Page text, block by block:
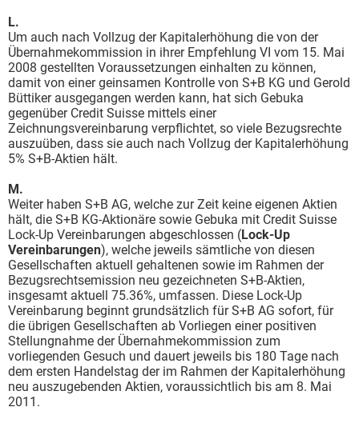
L.
Um auch nach Vollzug der Kapitalerhöhung die von der
Übernahmekommission in ihrer Empfehlung VI vom 15. Mai
2008 gestellten Voraussetzungen einhalten zu können,
damit von einer geinsamen Kontrolle von S+B KG und Gerold
Büttiker ausgegangen werden kann, hat sich Gebuka
gegenüber Credit Suisse mittels einer
Zeichnungsvereinbarung verpflichtet, so viele Bezugsrechte
auszuüben, dass sie auch nach Vollzug der Kapitalerhöhung
5% S+B-Aktien hält.
M.
Weiter haben S+B AG, welche zur Zeit keine eigenen Aktien
hält, die S+B KG-Aktionäre sowie Gebuka mit Credit Suisse
Lock-Up Vereinbarungen abgeschlossen (Lock-Up
Vereinbarungen), welche jeweils sämtliche von diesen
Gesellschaften aktuell gehaltenen sowie im Rahmen der
Bezugsrechtsemission neu gezeichneten S+B-Aktien,
insgesamt aktuell 75.36%, umfassen. Diese Lock-Up
Vereinbarung beginnt grundsätzlich für S+B AG sofort, für
die übrigen Gesellschaften ab Vorliegen einer positiven
Stellungnahme der Übernahmekommission zum
vorliegenden Gesuch und dauert jeweils bis 180 Tage nach
dem ersten Handelstag der im Rahmen der Kapitalerhöhung
neu auszugebenden Aktien, voraussichtlich bis am 8. Mai
2011.